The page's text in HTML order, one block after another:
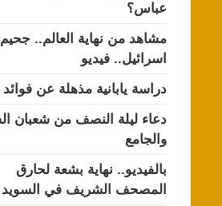
عباس؟
مشاهد من نهاية العالم..
اسرائيل.. فيديو
دراسة يابانية مذهلة عن فوائد
دعاء ليلة النصف من شعبان
والجامع
بالفيديو.. نهاية بشعة لحارق
المصحف الشريف في السويد